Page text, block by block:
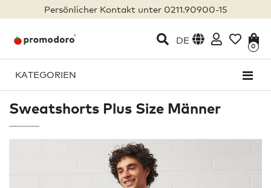
Persönlicher Kontakt unter 0211.90900-15
DE
0
KATEGORIEN
Sweatshorts Plus Size Männer